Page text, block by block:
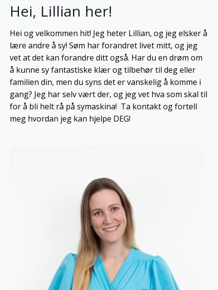
Hei, Lillian her!
Hei og velkommen hit! Jeg heter Lillian, og jeg elsker å
lære andre å sy! Søm har forandret livet mitt, og jeg
vet at det kan forandre ditt også. Har du en drøm om
å kunne sy fantastiske klær og tilbehør til deg eller
familien din, men du syns det er vanskelig å komme i
gang? Jeg har selv vært der, og jeg vet hva som skal til
for å bli helt rå på symaskina! Ta kontakt og fortell
meg hvordan jeg kan hjelpe DEG!